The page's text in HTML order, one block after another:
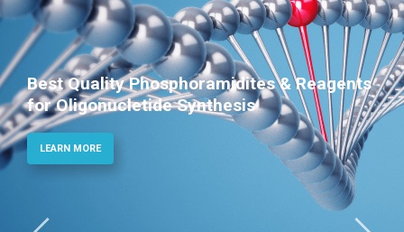
Best Quality Phosphoramidites & Reagents
for Oligonucletide Synthesis
LEARN MORE